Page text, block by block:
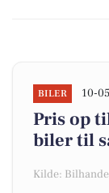
BILER 10-
Pris op
biler til
Kilde: